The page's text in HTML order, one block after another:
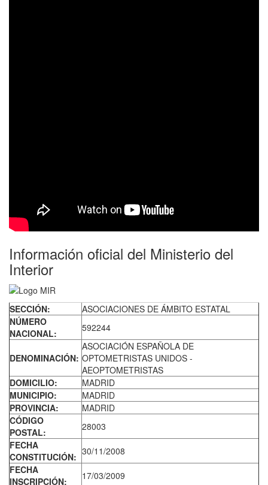
Información oficial del Ministerio del
Interior
SECCIÓN:
ASOCIACIONES DE ÁMBITO ESTATAL
NÚMERO
NACIONAL:
592244
DENOMINACIÓN:
ASOCIACIÓN ESPAÑOLA DE
OPTOMETRISTAS UNIDOS -
AEOPTOMETRISTAS
DOMICILIO:
MADRID
MUNICIPIO:
MADRID
PROVINCIA:
MADRID
CÓDIGO
POSTAL:
28003
FECHA
CONSTITUCIÓN: 30/11/2008
FECHA
INSCRIPCIÓN:
17/03/2009